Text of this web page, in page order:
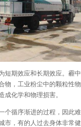
短期效应和长期效应。霾
物，工业粉尘中的颗粒性
成化学和物理损害。
个循序渐进的过程，因此
市，有的人过去身体非常